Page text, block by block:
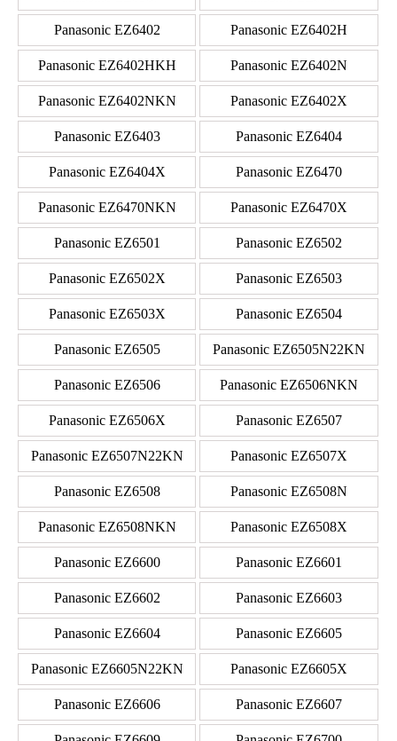
Panasonic EZ6402 Panasonic EZ6402H
Panasonic EZ6402HKH Panasonic EZ6402N
Panasonic EZ6402NKN Panasonic EZ6402X
Panasonic EZ6403 Panasonic EZ6404
Panasonic EZ6404X Panasonic EZ6470
Panasonic EZ6470NKN Panasonic EZ6470X
Panasonic EZ6501 Panasonic EZ6502
Panasonic EZ6502X Panasonic EZ6503
Panasonic EZ6503X Panasonic EZ6504
Panasonic EZ6505 Panasonic EZ6505N22KN
Panasonic EZ6506 Panasonic EZ6506NKN
Panasonic EZ6506X Panasonic EZ6507
Panasonic EZ6507N22KN Panasonic EZ6507X
Panasonic EZ6508 Panasonic EZ6508N
Panasonic EZ6508NKN Panasonic EZ6508X
Panasonic EZ6600 Panasonic EZ6601
Panasonic EZ6602 Panasonic EZ6603
Panasonic EZ6604 Panasonic EZ6605
Panasonic EZ6605N22KN Panasonic EZ6605X
Panasonic EZ6606 Panasonic EZ6607